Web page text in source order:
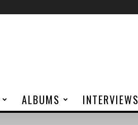
ALBUMS INTERVIEWS